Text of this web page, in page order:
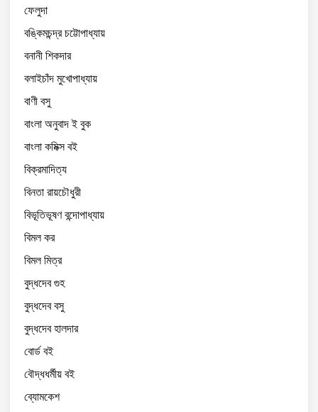
ফেলুদা
বঙ্কিমচন্দ্র চট্টোপাধ্যায়
বনানী শিকদার
বলাইচাঁদ মুখোপাধ্যায়
বাণী বসু
বাংলা অনুবাদ ই বুক
বাংলা কমিক্স বই
বিক্রমাদিত্য
বিনতা রায়চৌধুরী
বিভূতিভূষণ বন্দোপাধ্যায়
বিমল কর
বিমল মিত্র
বুদ্ধদেব গুহ
বুদ্ধদেব বসু
বুদ্ধদেব হালদার
বোর্ড বই
বৌদ্ধধর্মীয় বই
ব্যোমকেশ